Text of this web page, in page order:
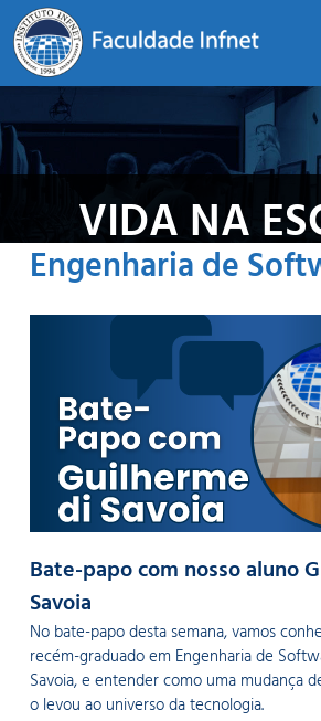
VIDA NA
Engenharia de
Bate-papo com nosso aluno
Savoia
No bate-papo desta semana, vamos
recém-graduado em Engenharia de
Savoia, e entender como uma mudança
o levou ao universo da tecnologia.